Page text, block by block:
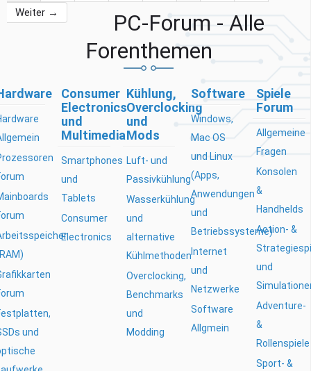
Weiter →
PC-Forum - Alle
Forenthemen
und
Consumer
Electronics
und
Multimedia
Smartphones
und
Tablets
Consumer
Electronics
Kühlung,
Overclocking
und
Mods
Luft- und
Passivkühlung
Wasserkühlung
und
alternative
Kühlmethoden
Overclocking,
Benchmarks
und
Modding
Software
Windows,
Mac OS
und Linux
(Apps,
Anwendungen
und
Betriebssysteme)
Internet
und
Netzwerke
Software
Allgmein
Spiele
Forum
Allgemeine
Fragen
Konsolen
&
Handhelds
Action- &
und
Adventure-
&
Rollenspiele
Sport- &